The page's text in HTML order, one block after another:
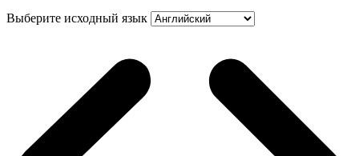
Выберите исходный язык